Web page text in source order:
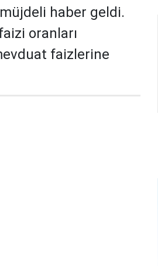
haber geldi.
oranları
faizlerine